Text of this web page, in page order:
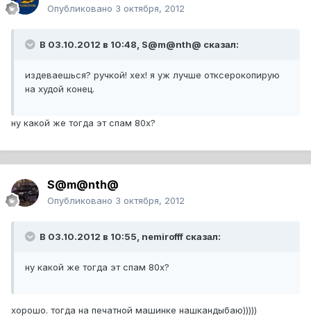
Опубликовано 3 октября, 2012
В 03.10.2012 в 10:48, S@m@nth@ сказал:
издеваешься? ручкой! хех! я уж лучше отксерокопирую
на худой конец.
ну какой же тогда эт спам 80х?
S@m@nth@
Опубликовано 3 октября, 2012
В 03.10.2012 в 10:55, nemirofff сказал:
ну какой же тогда эт спам 80х?
хорошо. тогда на печатной машинке нашкандыбаю)))))